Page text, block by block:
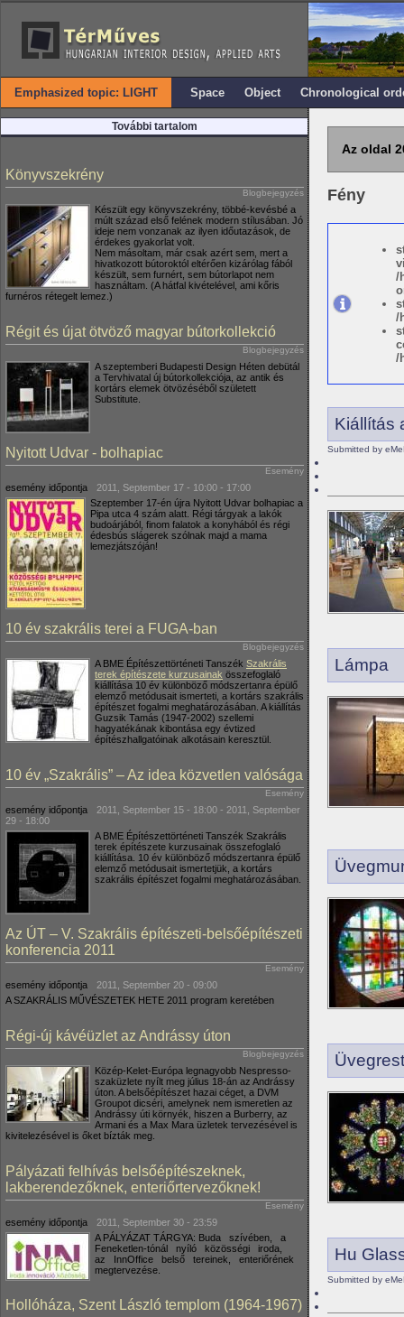
Emphasized topic: LIGHT Space Object Chronological
További tartalom
Könyvszekrény
Blogbejegyzés
Készült egy könyvszekrény, többé-kevésbé a
múlt század első felének modern stílusában. Jó
ideje nem vonzanak az ilyen időutazások, de
érdekes gyakorlat volt.
Nem másoltam, már csak azért sem, mert a
hivatkozott bútoroktól eltérően kizárólag fából
készült, sem furnért, sem bútorlapot nem
használtam. (A hátfal kivételével, ami kőris
furnéros rétegelt lemez.)
Régit és újat ötvöző magyar bútorkollekció
Blogbejegyzés
A szeptemberi Budapesti Design Héten debütál
a Tervhivatal új bútorkollekciója, az antik és
kortárs elemek ötvözéséből született
Substitute.
Nyitott Udvar - bolhapiac
Esemény
esemény időpontja 2011, September 17 - 10:00 - 17:00
Szeptember 17-én újra Nyitott Udvar bolhapiac a
Pipa utca 4 szám alatt. Régi tárgyak a lakók
budoárjából, finom falatok a konyhából és régi
édesbús slágerek szólnak majd a mama
lemezjátszóján!
10 év szakrális terei a FUGA-ban
Blogbejegyzés
A BME Építészettörténeti Tanszék Szakrális
terek építészete kurzusainak összefoglaló
kiállítása 10 év különböző módszertanra épülő
elemző metódusait ismerteti, a kortárs szakrális
építészet fogalmi meghatározásában. A kiállítás
Guzsik Tamás (1947-2002) szellemi
hagyatékának kibontása egy évtized
építészhallgatóinak alkotásain keresztül.
10 év „Szakrális” – Az idea közvetlen valósága
Esemény
esemény időpontja 2011, September 15 - 18:00 - 2011, September
29 - 18:00
A BME Építészettörténeti Tanszék Szakrális
terek építészete kurzusainak összefoglaló
kiállítása. 10 év különböző módszertanra épülő
elemző metódusait ismertetjük, a kortárs
szakrális építészet fogalmi meghatározásában.
Az ÚT – V. Szakrális építészeti-belsőépítészeti
konferencia 2011
Esemény
esemény időpontja
2011, September 20 - 09:00
A SZAKRÁLIS MŰVÉSZETEK HETE 2011 program keretében
Régi-új kávéüzlet az Andrássy úton
Blogbejegyzés
Közép-Kelet-Európa legnagyobb Nespresso-
szaküzlete nyílt meg július 18-án az Andrássy
úton. A belsőépítészet hazai céget, a DVM
Groupot dicséri, amelynek nem ismeretlen az
Andrássy úti környék, hiszen a Burberry, az
Armani és a Max Mara üzletek tervezésével is
kivitelezésével is őket bízták meg.
Pályázati felhívás belsőépítészeknek,
lakberendezőknek, enteriőrtervezőknek!
Esemény
esemény időpontja
2011, September 30 - 23:59
A PÁLYÁZAT TÁRGYA: Buda szívében, a
Feneketlen-tónál nyíló közösségi iroda,
az InnOffice belső tereinek, enteriőrének
megtervezése.
Hollóháza, Szent László templom (1964-1967)
Az oldal
Fény
/
/
/
Kiállítás
Submitted by
Lámpa
Hu
Submitted by